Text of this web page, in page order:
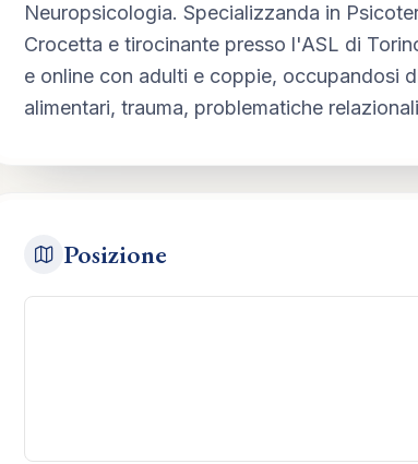
Neuropsicologia. Specializzanda in
Crocetta e tirocinante presso l'ASL di
e online con adulti e coppie, occupandosi
alimentari, trauma, problematiche
Posizione